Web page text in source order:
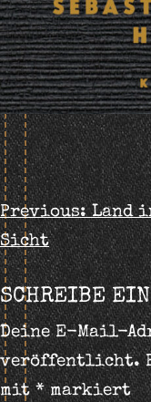
BEITRAGS-
NAVIGATION
Previous: Land
Sicht
SCHREIBE
Deine E-Mail-
veröffentlicht.
mit*markiert